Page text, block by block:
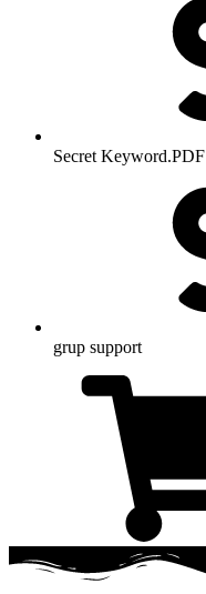
Secret Keyword.PDF
grup support